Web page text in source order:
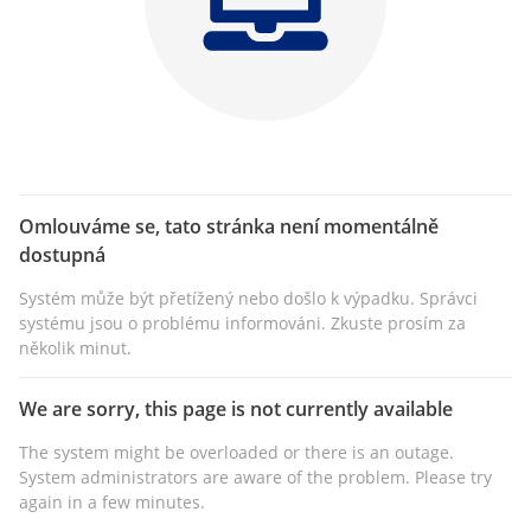
Omlouváme se, tato stránka není momentálně
dostupná
Systém může být přetížený nebo došlo k výpadku. Správci
systému jsou o problému informováni. Zkuste prosím za
několik minut.
We are sorry, this page is not currently available
The system might be overloaded or there is an outage.
System administrators are aware of the problem. Please try
again in a few minutes.